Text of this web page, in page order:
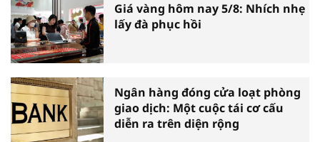
Giá vàng hôm nay 5/8: Nhích nhẹ
lấy đà phục hồi
Ngân hàng đóng cửa loạt phòng
giao dịch: Một cuộc tái cơ cấu
diễn ra trên diện rộng